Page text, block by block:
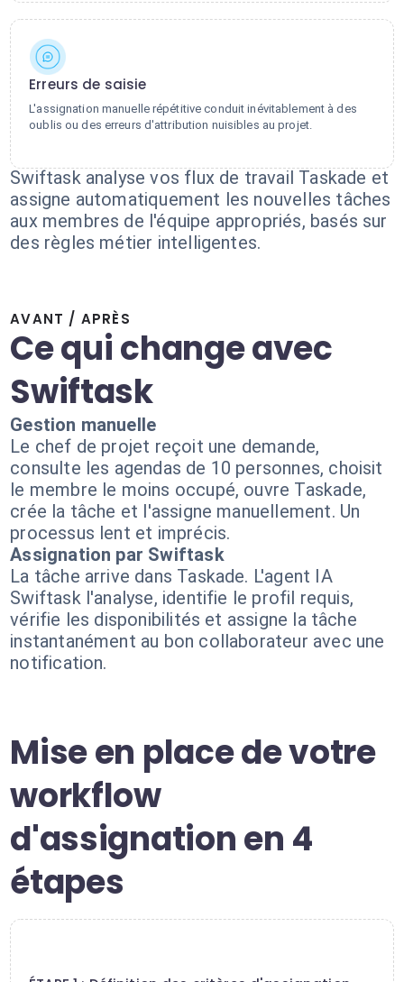
Erreurs de saisie
L'assignation manuelle répétitive conduit inévitablement à des
oublis ou des erreurs d'attribution nuisibles au projet.
Swiftask analyse vos flux de travail Taskade et
assigne automatiquement les nouvelles tâches
aux membres de l'équipe appropriés, basés sur
des règles métier intelligentes.
AVANT / APRÈS
Ce qui change avec
Swiftask
Gestion manuelle
Le chef de projet reçoit une demande,
consulte les agendas de 10 personnes, choisit
le membre le moins occupé, ouvre Taskade,
crée la tâche et l'assigne manuellement. Un
processus lent et imprécis.
Assignation par Swiftask
La tâche arrive dans Taskade. L'agent IA
Swiftask l'analyse, identifie le profil requis,
vérifie les disponibilités et assigne la tâche
instantanément au bon collaborateur avec une
notification.
Mise en place de votre
workflow
d'assignation en 4
étapes